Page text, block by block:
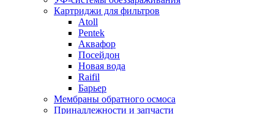
Картриджи для фильтров
Atoll
Pentek
Аквафор
Посейдон
Новая вода
Raifil
Барьер
Мембраны обратного осмоса
Принадлежности и запчасти